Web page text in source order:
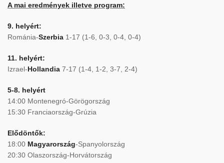
A mai eredmények illetve program:
9. helyért:
Románia-Szerbia 1-17 (1-6, 0-3, 0-4, 0-4)
11. helyért:
Izrael-Hollandia 7-17 (1-4, 1-2, 3-7, 2-4)
5-8. helyért
14:00 Montenegró-Görögország
15:30 Franciaország-Grúzia
Elődöntők:
18:00 Magyarország-Spanyolország
20:30 Olaszország-Horvátország